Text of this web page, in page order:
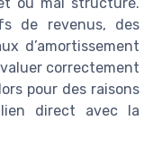
de revenus, des
d’amortissement
correctement
pour des raisons
lien direct avec la